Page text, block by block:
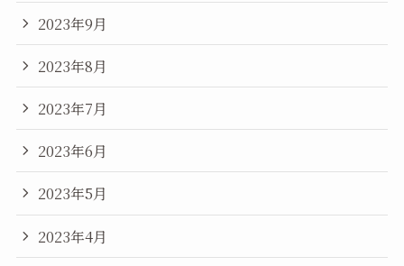
2023年9月
2023年8月
2023年7月
2023年6月
2023年5月
2023年4月